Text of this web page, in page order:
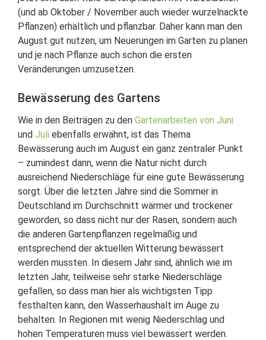
(und ab Oktober / November auch wieder wurzelnackte
Pflanzen) erhältlich und pflanzbar. Daher kann man den
August gut nutzen, um Neuerungen im Garten zu planen
und je nach Pflanze auch schon die ersten
Veränderungen umzusetzen.
Bewässerung des Gartens
Wie in den Beiträgen zu den Gartenarbeiten von Juni
und Juli ebenfalls erwähnt, ist das Thema
Bewässerung auch im August ein ganz zentraler Punkt
– zumindest dann, wenn die Natur nicht durch
ausreichend Niederschläge für eine gute Bewässerung
sorgt. Über die letzten Jahre sind die Sommer in
Deutschland im Durchschnitt wärmer und trockener
geworden, so dass nicht nur der Rasen, sondern auch
die anderen Gartenpflanzen regelmäßig und
entsprechend der aktuellen Witterung bewässert
werden mussten. In diesem Jahr sind, ähnlich wie im
letzten Jahr, teilweise sehr starke Niederschläge
gefallen, so dass man hier als wichtigsten Tipp
festhalten kann, den Wasserhaushalt im Auge zu
behalten. In Regionen mit wenig Niederschlag und
hohen Temperaturen muss viel bewässert werden.